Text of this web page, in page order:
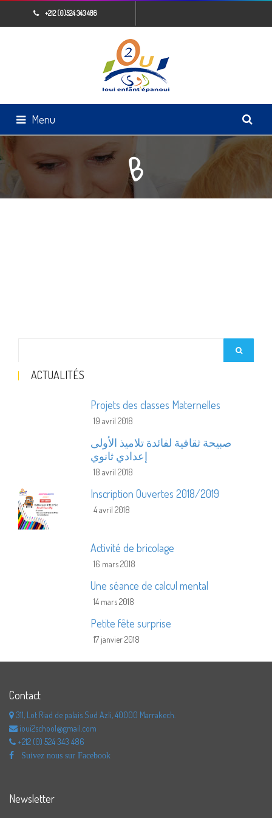
+212 (0)524 343 486
Menu
B
ACTUALITÉS
Projets des classes Maternelles
19 avril 2018
صبيحة ثقافية لفائدة تلاميذ الأولى
إعدادي ثانوي
18 avril 2018
Inscription Ouvertes 2018/2019
4 avril 2018
Activité de bricolage
16 mars 2018
Une séance de calcul mental
14 mars 2018
Petite fête surprise
17 janvier 2018
Contact
311, Lot Riad de palais Sud Azli, 40000 Marrakech.
ioui2school@gmail.com
+212 (0) 524 343 486
Suivez nous sur Facebook
Newsletter